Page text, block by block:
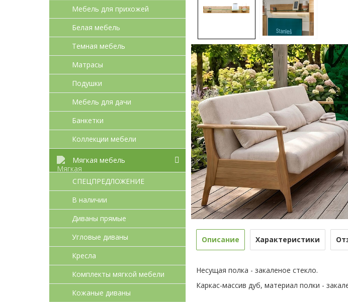
Мебель для прихожей
Белая мебель
Темная мебель
Матрасы
Подушки
Мебель для дачи
Банкетки
Коллекции мебели
Мягкая мебель
СПЕЦПРЕДЛОЖЕНИЕ
В наличии
Диваны прямые
Угловые диваны
Кресла
Комплекты мягкой мебели
Кожаные диваны
Описание Характеристики
Несущая полка - закаленое стекло.
Каркас-массив дуб, материал полки -